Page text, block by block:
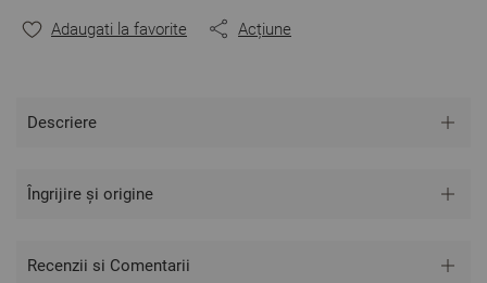
Adaugati la favorite Acțiune
Descriere
Îngrijire și origine
Recenzii si Comentarii